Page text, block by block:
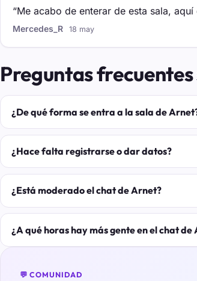
“Me acabo de enterar de esta sala, aquí
Mercedes_R 18 may
Preguntas
¿De qué forma se entra a la sala de
¿Hace falta registrarse o dar datos?
¿Está moderado el chat de Arnet?
¿A qué horas hay más gente en el chat de
💬 COMUNIDAD